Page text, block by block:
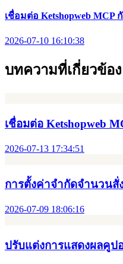
เชื่อมต่อ Ketshopweb MCP
2026-07-10 16:10:38
บทความที่เกี่ยวข้อง
เชื่อมต่อ Ketshopweb
2026-07-13 17:34:51
การตั้งค่าจำกัดจำนวนสั่
2026-07-09 18:06:16
ปรับแต่งการแสดงผลคูป